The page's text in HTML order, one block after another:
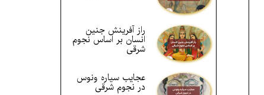
راز آفرینش جنین
انسان بر اساس نجوم
شرقی
عجایب سیاره ونوس
در نجوم شرقی